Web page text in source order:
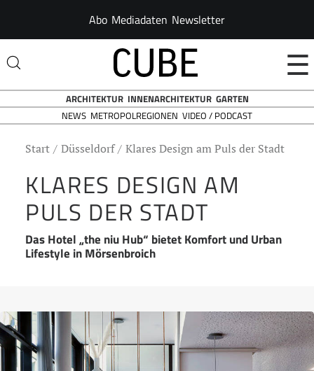
Abo Mediadaten Newsletter
☰
ARCHITEKTUR INNENARCHITEKTUR GARTEN
NEWS METROPOLREGIONEN VIDEO / PODCAST
Start Düsseldorf Klares Design am Puls der Stadt
KLARES DESIGN AM
PULS DER STADT
Das Hotel „the niu Hub“ bietet Komfort und Urban
Lifestyle in Mörsenbroich